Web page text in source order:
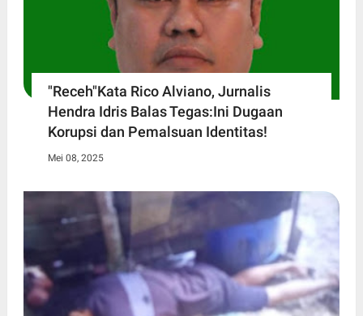
"Receh"Kata Rico Alviano, Jurnalis
Hendra Idris Balas Tegas:Ini Dugaan
Korupsi dan Pemalsuan Identitas!
Mei 08, 2025